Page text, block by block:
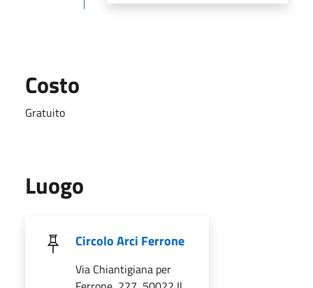
Costo
Gratuito
Luogo
Circolo Arci Ferrone
Via Chiantigiana per